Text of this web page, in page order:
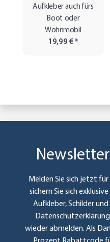
Aufkleber auch fürs
Boot oder
Wohnmobil
19,99 €*
Melden Sie sich jetzt
sichern Sie sich
Aufkleber, Schilder
Datenschutzerklärung
wieder abmelden. Als